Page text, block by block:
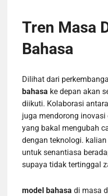
Tren Masa
Bahasa
Dilihat dari
bahasa ke depan akan
diikuti. Kolaborasi
juga mendorong
yang bakal mengubah
dengan teknologi.
untuk senantiasa
supaya tidak tertinggal
model bahasa di masa